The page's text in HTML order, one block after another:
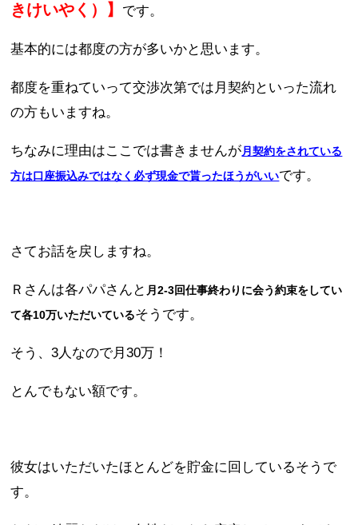
きけいやく）】
です。
基本的には都度の方が多いかと思います。
都度を重ねていって交渉次第では月契約といった流れ
の方もいますね。
ちなみに理由はここでは書きませんが月契約をされている
方は口座振込みではなく必ず現金で貰ったほうがいいです。
さてお話を戻しますね。
Ｒさんは各パパさんと 月2-3回仕事終わりに会う約束をしてい
て各10万いただいているそうです。
そう、3人なので月30万！
とんでもない額です。
彼女はいただいたほとんどを貯金に回しているそうで
す。